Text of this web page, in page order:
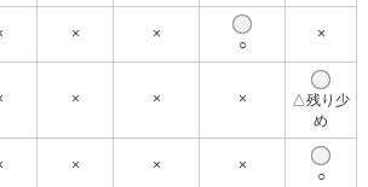
× ×
○
×
× × ×
△残り少
め
× × ×
○